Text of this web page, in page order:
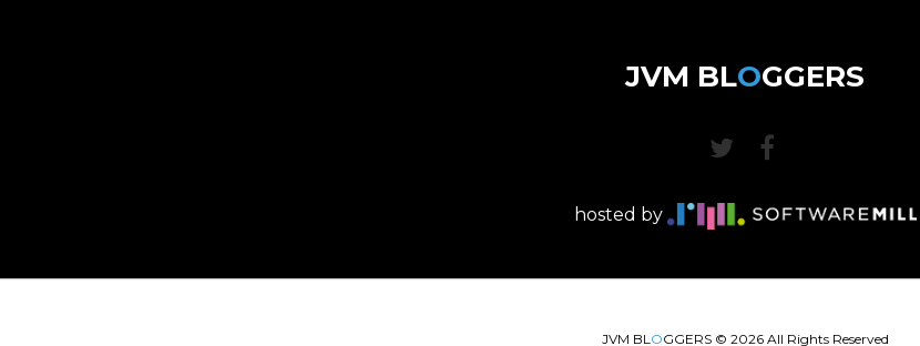
JVM BLOGGERS
hosted by
JVM BLOGGERS © 2026All Rights Reserved